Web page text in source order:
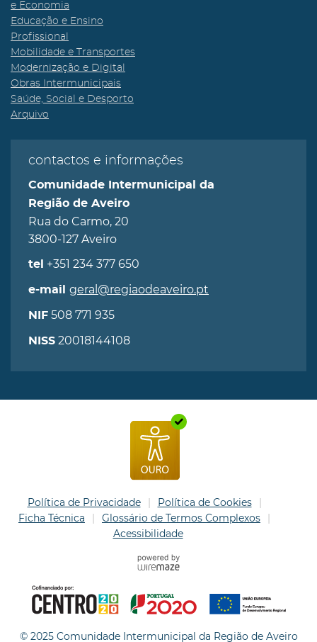
e Economia
Educação e Ensino
Profissional
Mobilidade e Transportes
Modernização e Digital
Obras Intermunicipais
Saúde, Social e Desporto
Arquivo
contactos e informações
Comunidade Intermunicipal da
Região de Aveiro
Rua do Carmo, 20
3800-127 Aveiro
tel +351 234 377 650
e-mail geral@regiaodeaveiro.pt
NIF 508 771 935
NISS 20018144108
Política de Privacidade
Política de Cookies
Ficha Técnica
Glossário de Termos Complexos
Acessibilidade
© 2025 Comunidade Intermunicipal da Região de Aveiro